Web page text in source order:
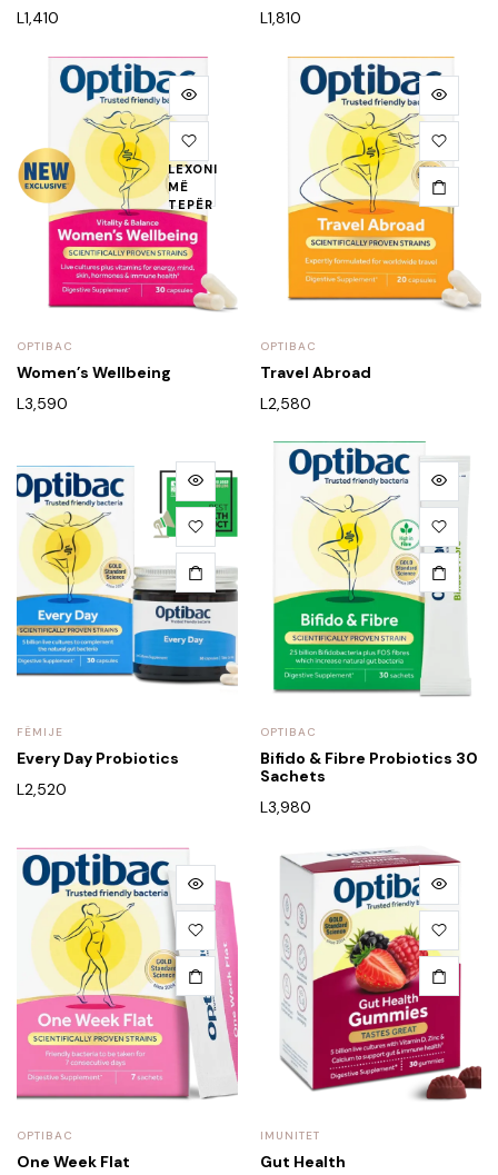
L1,410
L1,810
LEXONI
MË
TEPËR
OPTIBAC
Women’s Wellbeing
L3,590
OPTIBAC
Travel Abroad
L2,580
FËMIJE
Every Day Probiotics
L2,520
OPTIBAC
Bifido & Fibre Probiotics 30
Sachets
L3,980
OPTIBAC
One Week Flat
IMUNITET
Gut Health